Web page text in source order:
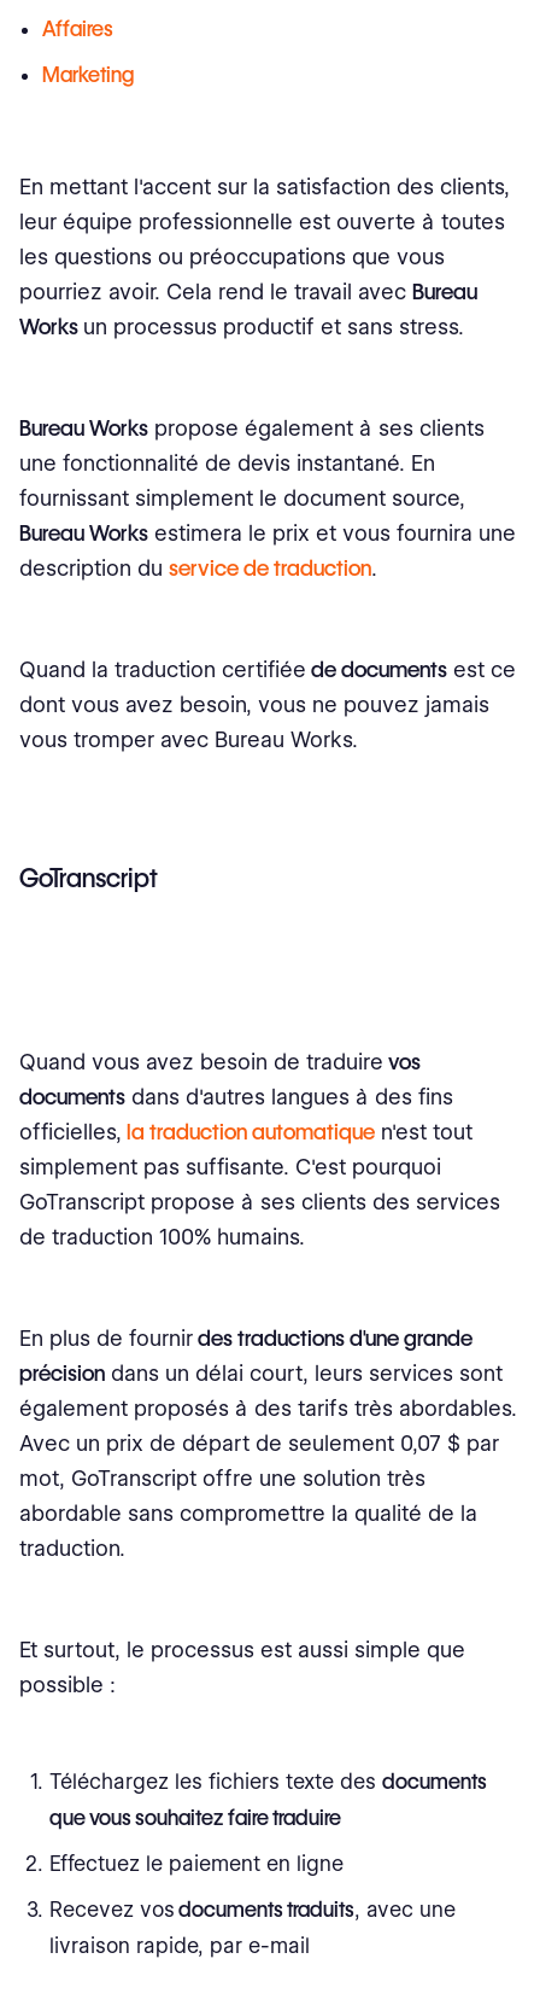
Affaires
Marketing
En mettant l'accent sur la satisfaction des clients,
leur équipe professionnelle est ouverte à toutes
les questions ou préoccupations que vous
pourriez avoir. Cela rend le travail avec Bureau
Works un processus productif et sans stress.
Bureau Works propose également à ses clients
une fonctionnalité de devis instantané. En
fournissant simplement le document source,
Bureau Works estimera le prix et vous fournira une
description du service de traduction.
Quand la traduction certifiée de documents est ce
dont vous avez besoin, vous ne pouvez jamais
vous tromper avec Bureau Works.
GoTranscript
Quand vous avez besoin de traduire vos
documents dans d'autres langues à des fins
officielles, la traduction automatique n'est tout
simplement pas suffisante. C'est pourquoi
GoTranscript propose à ses clients des services
de traduction 100% humains.
En plus de fournirdes traductions d'une grande
précision dans un délai court, leurs services sont
également proposés à des tarifs très abordables.
Avec un prix de départ de seulement 0,07 $ par
mot, GoTranscript offre une solution très
abordable sans compromettre la qualité de la
traduction.
Et surtout, le processus est aussi simple que
possible :
Téléchargez les fichiers texte des documents
que vous souhaitez faire traduire
Effectuez le paiement en ligne
Recevez vos documents traduits, avec une
livraison rapide, par e-mail